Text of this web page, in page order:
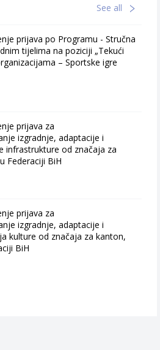
See all
prijava po Programu - Stručna
tijelima na poziciji „Tekući
– Sportske igre
prijava za
izgradnje, adaptacije i
infrastrukture od značaja za
Federaciji BiH
prijava za
izgradnje, adaptacije i
kulture od značaja za kanton,
BiH